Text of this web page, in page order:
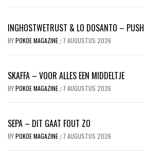
INGHOSTWETRUST & LO DOSANTO – PUSH
BYPOKOE MAGAZINE / 7 AUGUSTUS 2026
SKAFFA – VOOR ALLES EEN MIDDELTJE
BYPOKOE MAGAZINE / 7 AUGUSTUS 2026
SEPA – DIT GAAT FOUT ZO
BYPOKOE MAGAZINE / 7 AUGUSTUS 2026